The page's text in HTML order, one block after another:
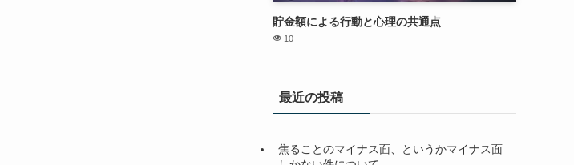
貯金額による行動と心理の共通点
10
最近の投稿
焦ることのマイナス面、というかマイナス面